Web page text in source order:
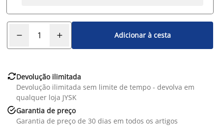
Adicionar à cesta
Devolução ilimitada
Devolução ilimitada sem limite de tempo - devolva em
qualquer loja JYSK
Garantia de preço
Garantia de preço de 30 dias em todos os artigos